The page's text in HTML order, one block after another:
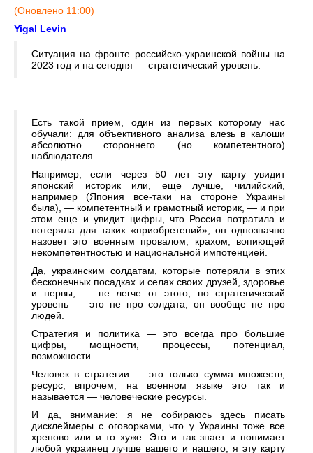
(Оновлено 11:00)
Yigal Levin
Ситуация на фронте российско-украинской войны на
2023 год и на сегодня — стратегический уровень.
Есть такой прием, один из первых которому нас
обучали: для объективного анализа влезь в калоши
абсолютно стороннего (но компетентного)
наблюдателя.
Например, если через 50 лет эту карту увидит
японский историк или, еще лучше, чилийский,
например (Япония все-таки на стороне Украины
была), — компетентный и грамотный историк, — и при
этом еще и увидит цифры, что Россия потратила и
потеряла для таких «приобретений», он однозначно
назовет это военным провалом, крахом, вопиющей
некомпетентностью и национальной импотенцией.
Да, украинским солдатам, которые потеряли в этих
бесконечных посадках и селах своих друзей, здоровье
и нервы, — не легче от этого, но стратегический
уровень — это не про солдата, он вообще не про
людей.
Стратегия и политика — это всегда про большие
цифры, мощности, процессы, потенциал,
возможности.
Человек в стратегии — это только сумма множеств,
ресурс; впрочем, на военном языке это так и
называется — человеческие ресурсы.
И да, внимание: я не собираюсь здесь писать
дисклеймеры с оговорками, что у Украины тоже все
хреново или и то хуже. Это и так знает и понимает
любой украинец лучше вашего и нашего; я эту карту